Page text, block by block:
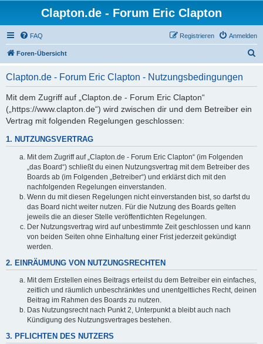
Clapton.de - Forum Eric Clapton
FAQ Anmelden
Registrieren
Foren-Übersicht
Clapton.de - Forum Eric Clapton - Nutzungsbedingungen
Mit dem Zugriff auf „Clapton.de - Forum Eric Clapton“
(„https://www.clapton.de“) wird zwischen dir und dem Betreiber ein
Vertrag mit folgenden Regelungen geschlossen:
1. NUTZUNGSVERTRAG
Mit dem Zugriff auf „Clapton.de - Forum Eric Clapton“ (im Folgenden
„das Board“) schließt du einen Nutzungsvertrag mit dem Betreiber des
Boards ab (im Folgenden „Betreiber“) und erklärst dich mit den
nachfolgenden Regelungen einverstanden.
Wenn du mit diesen Regelungen nicht einverstanden bist, so darfst du
das Board nicht weiter nutzen. Für die Nutzung des Boards gelten
jeweils die an dieser Stelle veröffentlichten Regelungen.
Der Nutzungsvertrag wird auf unbestimmte Zeit geschlossen und kann
von beiden Seiten ohne Einhaltung einer Frist jederzeit gekündigt
werden.
2. EINRÄUMUNG VON NUTZUNGSRECHTEN
Mit dem Erstellen eines Beitrags erteilst du dem Betreiber ein einfaches,
zeitlich und räumlich unbeschränktes und unentgeltliches Recht, deinen
Beitrag im Rahmen des Boards zu nutzen.
Das Nutzungsrecht nach Punkt 2, Unterpunkt a bleibt auch nach
Kündigung des Nutzungsvertrages bestehen.
3. PFLICHTEN DES NUTZERS